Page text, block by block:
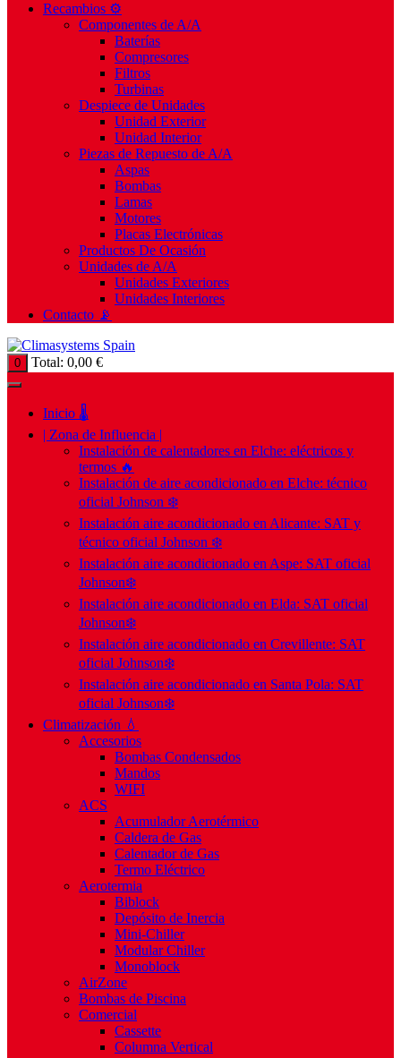
Recambios ⚙️
Componentes de A/A
Baterías
Compresores
Filtros
Turbinas
Despiece de Unidades
Unidad Exterior
Unidad Interior
Piezas de Repuesto de A/A
Aspas
Bombas
Lamas
Motores
Placas Electrónicas
Productos De Ocasión
Unidades de A/A
Unidades Exteriores
Unidades Interiores
Contacto 📡
0 Total: 0,00 €
Inicio 🌡️
| Zona de Influencia |
Instalación de calentadores en Elche: eléctricos y
termos 🔥
Instalación de aire acondicionado en Elche: técnico
oficial Johnson ❄️
Instalación aire acondicionado en Alicante: SAT y
técnico oficial Johnson ❄️
Instalación aire acondicionado en Aspe: SAT oficial
Johnson❄️
Instalación aire acondicionado en Elda: SAT oficial
Johnson❄️
Instalación aire acondicionado en Crevillente: SAT
oficial Johnson❄️
Instalación aire acondicionado en Santa Pola: SAT
oficial Johnson❄️
Climatización 💧
Accesorios
Bombas Condensados
Mandos
WIFI
ACS
Acumulador Aerotérmico
Caldera de Gas
Calentador de Gas
Termo Eléctrico
Aerotermia
Biblock
Depósito de Inercia
Mini-Chiller
Modular Chiller
Monoblock
AirZone
Bombas de Piscina
Comercial
Cassette
Columna Vertical